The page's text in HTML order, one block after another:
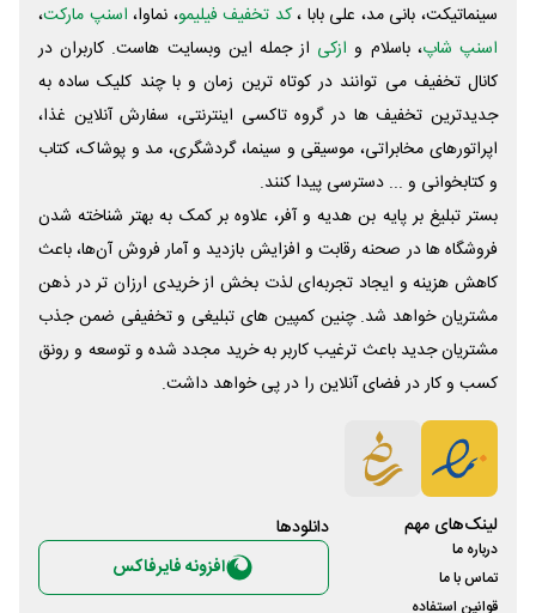
سینماتیکت، بانی مد، علی‌ بابا ،کد تخفیف فیلیمو، نماوا، اسنپ مارکت،
اسنپ شاپ، باسلام و ازکی از جمله این وبسایت ‌هاست. کاربران در
کانال تخفیف می توانند در کوتاه ترین زمان و با چند کلیک ساده به
جدیدترین تخفیف ها در گروه تاکسی اینترنتی، سفارش آنلاین غذا،
اپراتورهای مخابراتی، موسیقی و سینما، گردشگری، مد و پوشاک، کتاب
و کتابخوانی و ... دسترسی پیدا کنند.
بستر تبلیغ بر پایه بن هدیه و آفر، علاوه بر کمک به بهتر شناخته شدن
فروشگاه ها در صحنه رقابت و افزایش بازدید و آمار فروش آن‌ها، باعث
کاهش هزینه و ایجاد تجربه‌ای لذت بخش از خریدی ارزان تر در ذهن
مشتریان خواهد شد. چنین کمپین های تبلیغی و تخفیفی ضمن جذب
مشتریان جدید باعث ترغیب کاربر به خرید مجدد شده و توسعه و رونق
کسب و کار در فضای آنلاین را در پی خواهد داشت.
لینک‌های مهم
درباره ما
تماس با ما
قوانین استفاده
دانلود‌ها
افزونه فایرفاکس